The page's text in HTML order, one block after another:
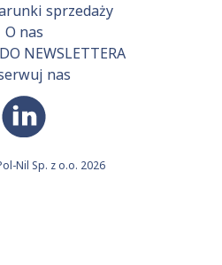
sprzedaży
O nas
NEWSLETTERA
nas
Nil Sp. z o.o. 2026